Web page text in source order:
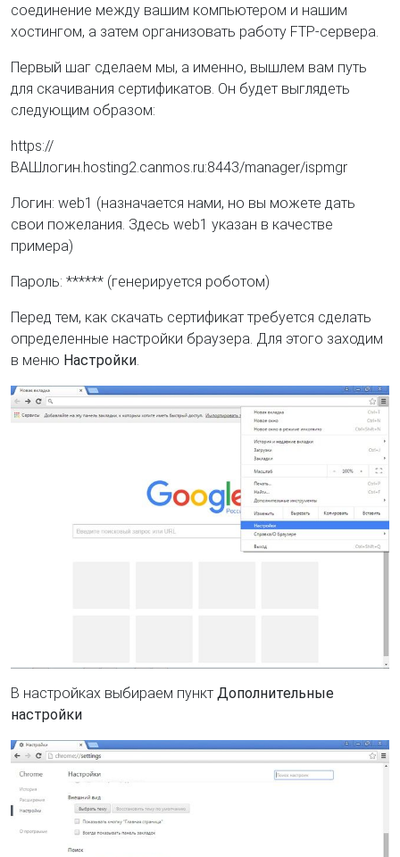
соединение между вашим компьютером и нашим
хостингом, а затем организовать работу FTP-сервера.
Первый шаг сделаем мы, а именно, вышлем вам путь
для скачивания сертификатов. Он будет выглядеть
следующим образом:
https://
ВАШлогин.hosting2.canmos.ru:8443/manager/ispmgr
Логин: web1 (назначается нами, но вы можете дать
свои пожелания. Здесь web1 указан в качестве
примера)
Пароль: ****** (генерируется роботом)
Перед тем, как скачать сертификат требуется сделать
определенные настройки браузера. Для этого заходим
в меню Настройки
В настройках выбираем пункт Дополнительные
настройки